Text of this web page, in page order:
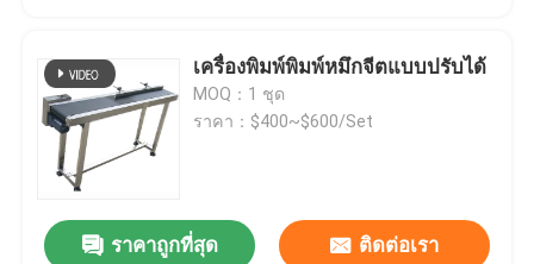
กรณี
ขอคําอ้างอิง
เครื่องพิมพ์พิมพ์หมึกจีตแบบปรับได้
MOQ：1 ชุด
ราคา：$400~$600/Set
ราคาถูกที่สุด ติดต่อเรา